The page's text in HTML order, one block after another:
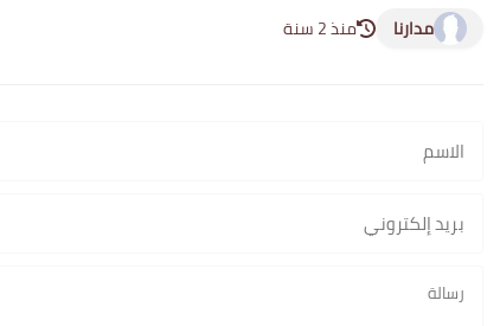
مدارنا منذ 2 سنة